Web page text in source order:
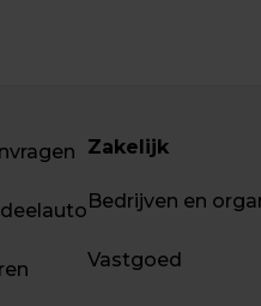
Zakelijk
Bedrijven en
Vastgoed